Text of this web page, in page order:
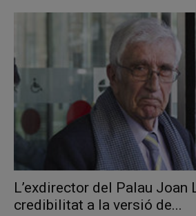
L’exdirector del Palau Joan
credibilitat a la versió de...